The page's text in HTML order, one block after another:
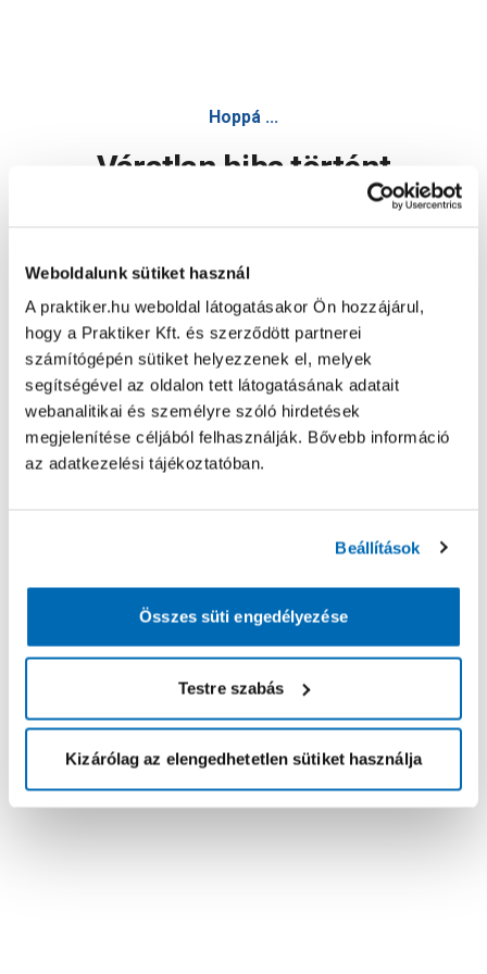
Weboldalunk sütiket használ
A praktiker.hu weboldal látogatásakor Ön hozzájárul,
hogy a Praktiker Kft. és szerződött partnerei
számítógépén sütiket helyezzenek el, melyek
segítségével az oldalon tett látogatásának adatait
webanalitikai és személyre szóló hirdetések
megjelenítése céljából felhasználják. Bővebb információ
az adatkezelési tájékoztatóban.
Beállítások
Összes süti engedélyezése
Testre szabás
Kizárólag az elengedhetetlen sütiket használja
Hoppá ...
Váratlan hiba történt
Oldal újratöltése